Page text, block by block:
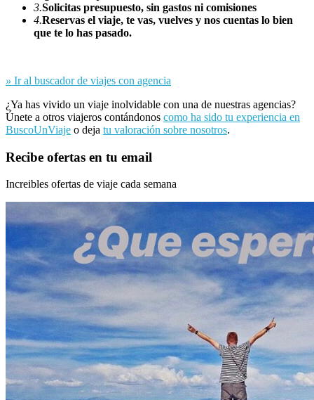
3.Solicitas presupuesto, sin gastos ni comisiones
4.Reservas el viaje, te vas, vuelves y nos cuentas lo bien
que te lo has pasado.
» Ir al buscador de viajes con agencia
¿Ya has vivido un viaje inolvidable con una de nuestras agencias?
Únete a otros viajeros contándonos como ha sido tu experiencia en
BuscoUnViaje o deja tu valoración sobre nosotros.
Recibe ofertas en tu email
Increibles ofertas de viaje cada semana